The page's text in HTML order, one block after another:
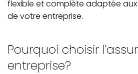
flexible et complète adaptée
de votre entreprise.
Pourquoi choisir
entreprise?